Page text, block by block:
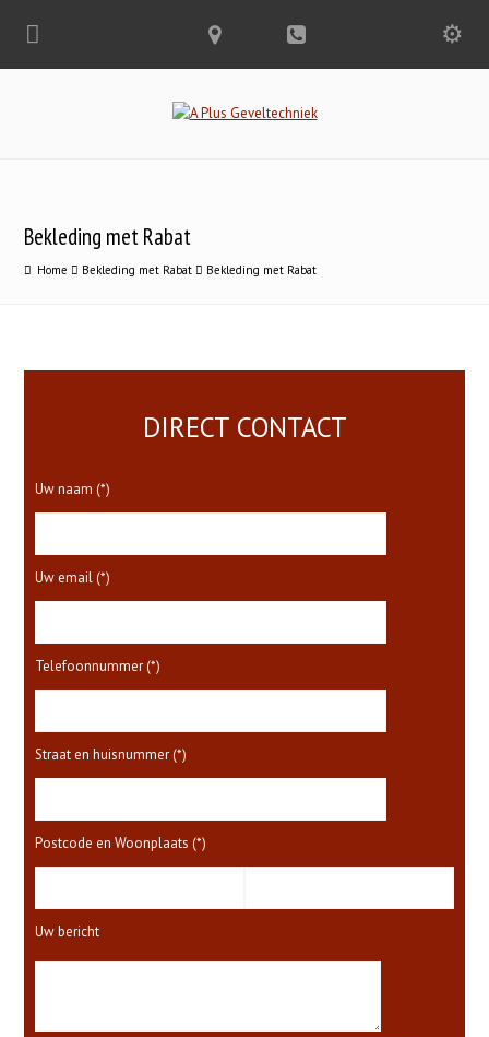
Bekleding met Rabat
Home Bekleding met Rabat Bekleding met Rabat
DIRECT CONTACT
Uw naam (*)
Uw email (*)
Telefoonnummer (*)
Straat en huisnummer (*)
Postcode en Woonplaats (*)
Uw bericht